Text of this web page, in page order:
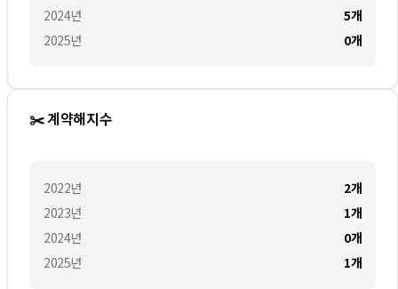
2024년
2025년
5개
0개
✂️ 계약해지수
2022년
2023년
2024년
2025년
2개
1개
0개
1개